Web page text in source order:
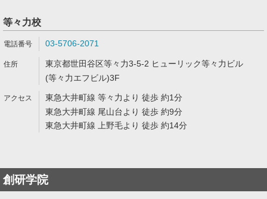
等々力校
03-5706-2071
東京都世田谷区等々力3-5-2 ヒューリック等々力ビル
(等々力エフビル)3F
東急大井町線 等々力より 徒歩 約1分
東急大井町線 尾山台より 徒歩 約9分
東急大井町線 上野毛より 徒歩 約14分
創研学院